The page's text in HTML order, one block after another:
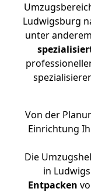
Ludwigsburg
unter
Von der
Einrichtung
Die
in
Entpacken